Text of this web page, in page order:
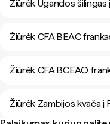
Žiūrėk Ugandos
Žiūrėk CFA BEAC
Žiūrėk CFA BCEAO
Žiūrėk Zambijos kvača į